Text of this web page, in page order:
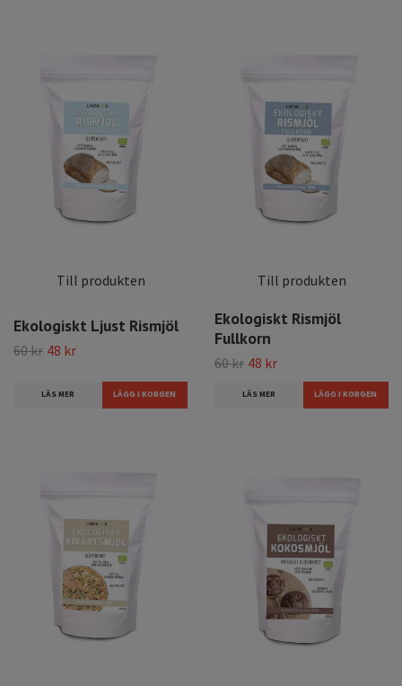
Till produkten
Ekologiskt Ljust Rismjöl
60 kr 48 kr
LÄS MER
Till produkten
Ekologiskt Rismjöl
Fullkorn
60 kr 48 kr
LÄS MER